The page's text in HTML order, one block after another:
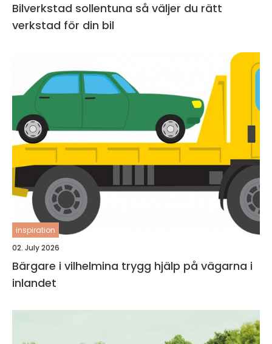
Bilverkstad sollentuna så väljer du rätt
verkstad för din bil
inspiration
02. July 2026
Bärgare i vilhelmina trygg hjälp på vägarna i
inlandet